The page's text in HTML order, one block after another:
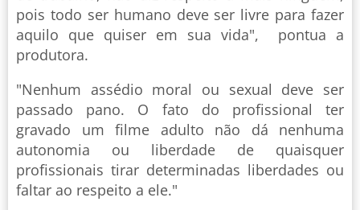
pois todo ser humano deve ser livre para fazer
aquilo que quiser em sua vida", pontua a
produtora.
"Nenhum assédio moral ou sexual deve ser
passado pano. O fato do profissional ter
gravado um filme adulto não dá nenhuma
autonomia ou liberdade de quaisquer
profissionais tirar determinadas liberdades ou
faltar ao respeito a ele."